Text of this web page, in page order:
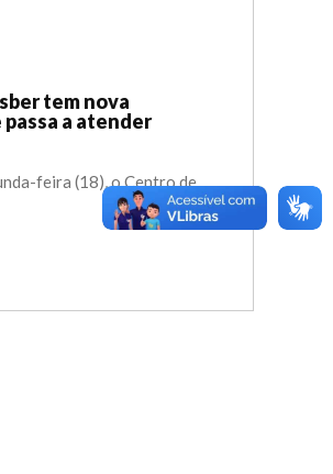
tem nova
a atender
feira (18), o Centro de